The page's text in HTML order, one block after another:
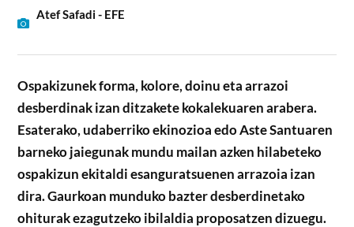
Atef Safadi - EFE
Ospakizunek forma, kolore, doinu eta arrazoi
desberdinak izan ditzakete kokalekuaren arabera.
Esaterako, udaberriko ekinozioa edo Aste Santuaren
barneko jaiegunak mundu mailan azken hilabeteko
ospakizun ekitaldi esanguratsuenen arrazoia izan
dira. Gaurkoan munduko bazter desberdinetako
ohiturak ezagutzeko ibilaldia proposatzen dizuegu.